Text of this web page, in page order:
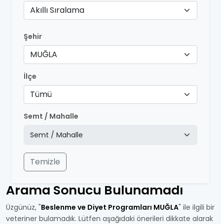
Akıllı Sıralama
Şehir
MUĞLA
İlçe
Tümü
Semt / Mahalle
Temizle
Arama Sonucu Bulunamadı
Üzgünüz, "Beslenme ve Diyet Programları MUĞLA" ile ilgili bir
veteriner bulamadık. Lütfen aşağıdaki önerileri dikkate alarak